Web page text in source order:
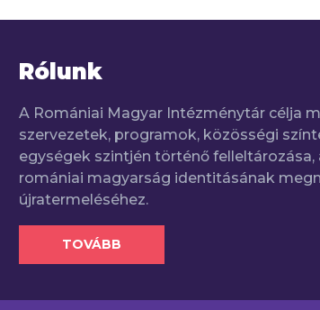
Rólunk
A Romániai Magyar Intézménytár célja
szervezetek, programok, közösségi
egységek szintjén történő felleltározása,
romániai magyarság identitásának
újratermeléséhez.
TOVÁBB